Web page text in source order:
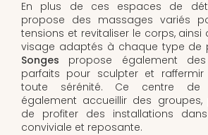
En plus de ces espaces de
propose des massages variés
tensions et revitaliser le corps, ainsi
visage adaptés à chaque type de
Songes propose également
parfaits pour sculpter et
toute sérénité. Ce centre de
également accueillir des
de profiter des installations
conviviale et reposante.